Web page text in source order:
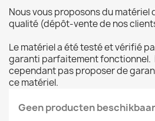
Nous vous proposons du matériel
qualité (dépôt-vente de nos
Le matériel a été testé et vérifié
garanti parfaitement fonctionnel.
cependant pas proposer de
ce matériel.
Geen producten